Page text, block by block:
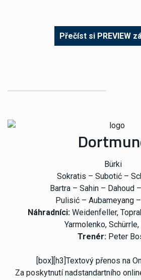
Přečíst si PREVIEW
Bürki
Sokratis – Subotić –
Bartra – Sahin – Dahoud
Pulisić – Aubameyang
Náhradníci: Weidenfeller,
Yarmolenko,
Trenér: Peter
[box][h3]Textový přenos na
Za poskytnutí nadstandartního